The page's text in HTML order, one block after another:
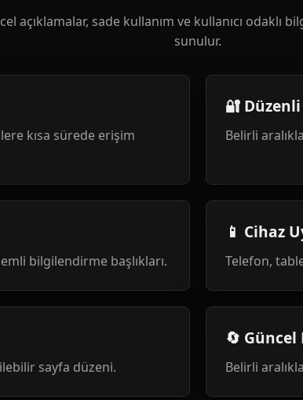
açıklamalar, sade kullanım ve kullanıcı odaklı
sunulur.
kısa sürede erişim
🔐
Belirli
bilgilendirme başlıkları.
📱 Cihaz
Telefon,
sayfa düzeni.
🔄 Güncel
Belirli